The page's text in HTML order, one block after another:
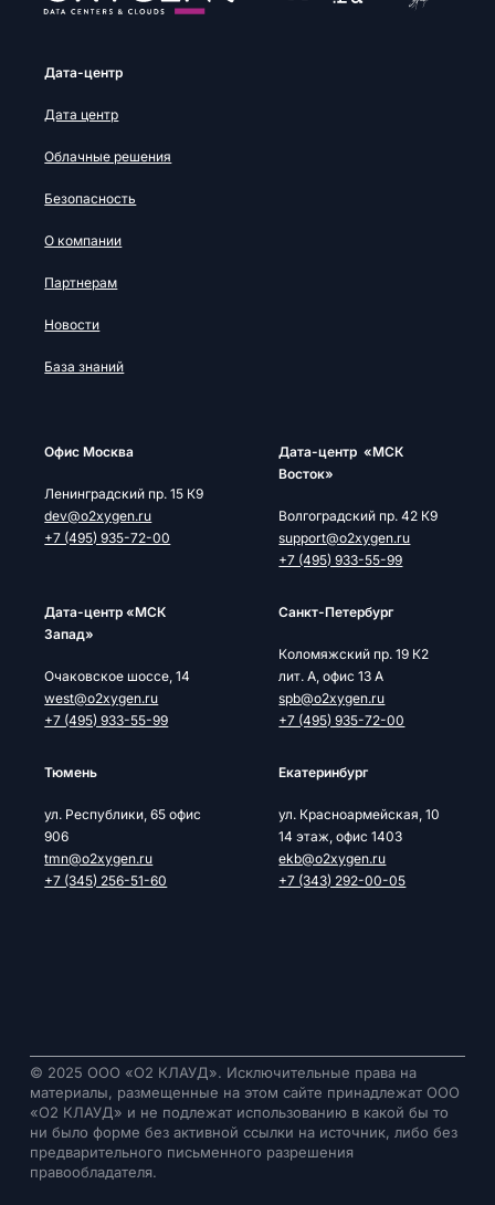
Дата-центр
Дата центр
Облачные решения
Безопасность
О компании
Партнерам
Новости
База знаний
Офис Москва
Ленинградский пр. 15 К9
dev@o2xygen.ru
+7 (495) 935-72-00
Дата-центр «МСК
Восток»
Волгоградский пр. 42 К9
support@o2xygen.ru
+7 (495) 933-55-99
Дата-центр «МСК
Запад»
Очаковское шоссе, 14
west@o2xygen.ru
+7 (495) 933-55-99
Cанкт-Петербург
Коломяжский пр. 19 К2
лит. А, офис 13 А
spb@o2xygen.ru
+7 (495) 935-72-00
Тюмень
ул. Республики, 65 офис
906
tmn@o2xygen.ru
+7 (345) 256-51-60
Екатеринбург
ул. Красноармейская, 10
14 этаж, офис 1403
ekb@o2xygen.ru
+7 (343) 292-00-05
© 2025 ООО «О2 КЛАУД». Исключительные права на
материалы, размещенные на этом сайте принадлежат ООО
«О2 КЛАУД» и не подлежат использованию в какой бы то
ни было форме без активной ссылки на источник, либо без
предварительного письменного разрешения
правообладателя.